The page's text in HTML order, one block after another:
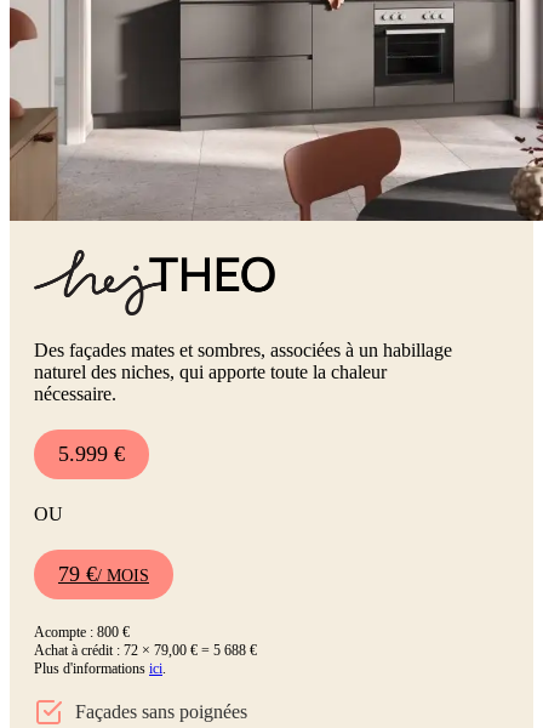
Des façades mates et sombres, associées à un habillage
naturel des niches, qui apporte toute la chaleur
nécessaire.
5.999 €
OU
79 €/ MOIS
Acompte : 800 €
Achat à crédit : 72 × 79,00 € = 5 688 €
Plus d'informations ici.
Façades sans poignées